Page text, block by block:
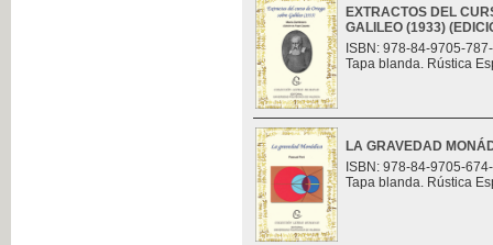
EXTRACTOS DEL
GALILEO (1933)
ISBN: 978-84-9705-
Tapa blanda. Rústica
LA GRAVEDAD
ISBN: 978-84-9705-
Tapa blanda. Rústica